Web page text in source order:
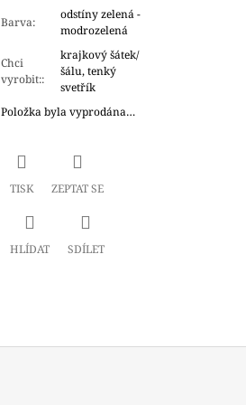
Barva:
odstíny zelená -
modrozelená
Chci
vyrobit::
krajkový šátek/
šálu, tenký
svetřík
Položka byla vyprodána…
TISK ZEPTAT SE
HLÍDAT SDÍLET